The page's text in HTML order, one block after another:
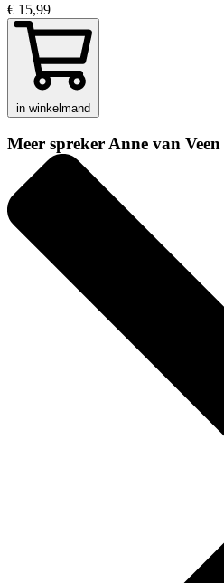
€ 15,99
in winkelmand
Meer spreker Anne van Veen